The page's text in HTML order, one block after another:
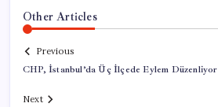
Other Articles
Previous
CHP, İstanbul’da Üç İlçede Eylem Düzenliyor
Next